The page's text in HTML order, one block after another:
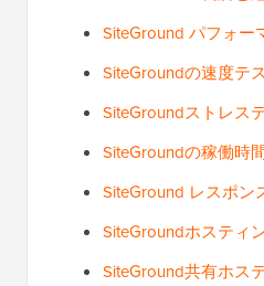
SiteGround パフォー
SiteGroundの速度テ
SiteGroundストレス
SiteGroundの稼働時
SiteGround レスポン
SiteGroundホスティ
SiteGround共有ホス